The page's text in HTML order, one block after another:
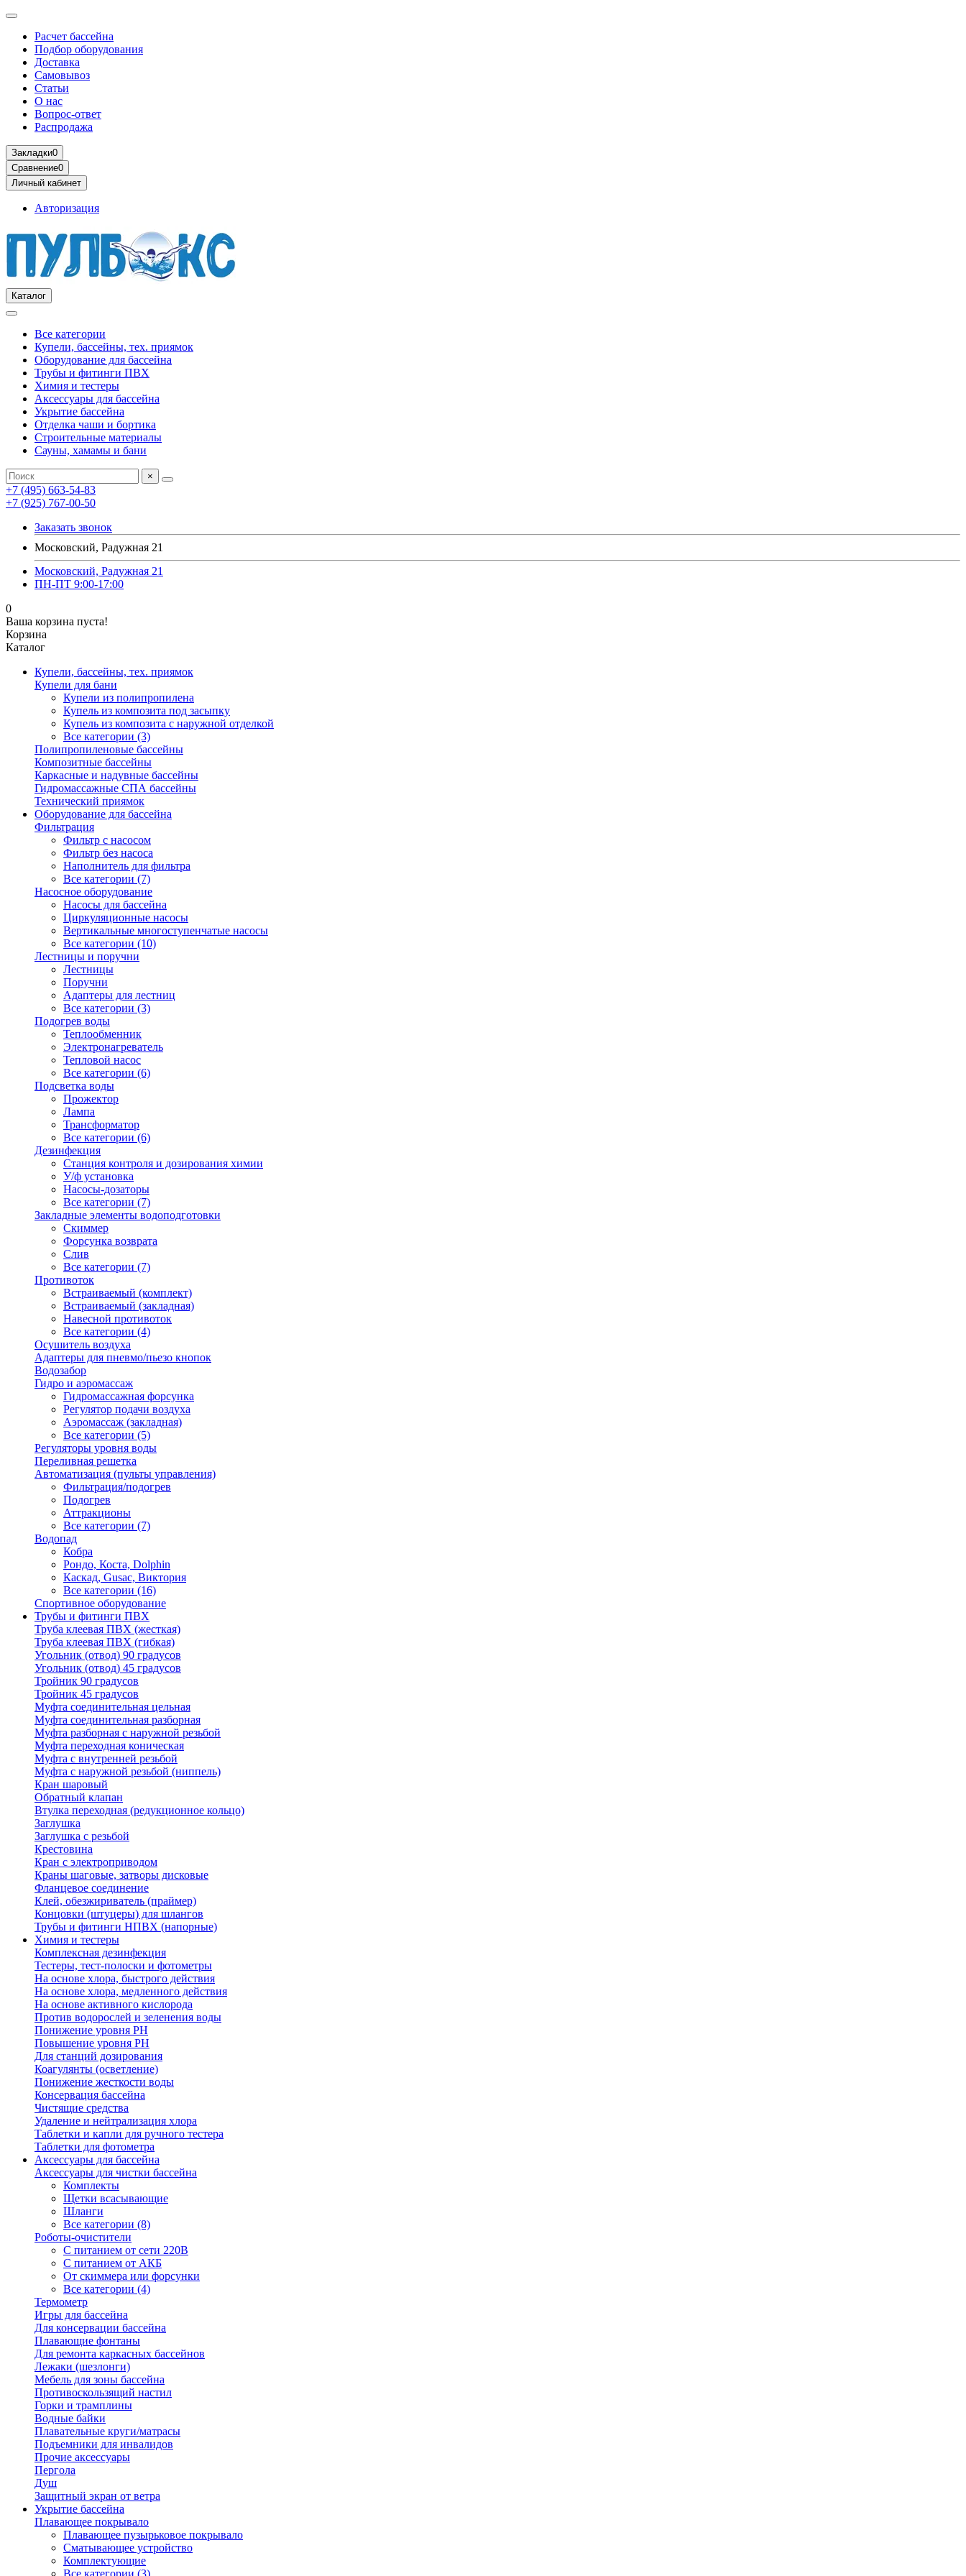
Расчет бассейна
Подбор оборудования
Доставка
Самовывоз
Статьи
О нас
Вопрос-ответ
Распродажа
Закладки0
Сравнение0
Личный кабинет
Авторизация
Каталог
Все категории
Купели, бассейны, тех. приямок
Оборудование для бассейна
Трубы и фитинги ПВХ
Химия и тестеры
Аксессуары для бассейна
Укрытие бассейна
Отделка чаши и бортика
Строительные материалы
Сауны, хамамы и бани
×
+7 (495) 663-54-83
+7 (925) 767-00-50
Заказать звонок
Московский, Радужная 21
Московский, Радужная 21
ПН-ПТ 9:00-17:00
0
Ваша корзина пуста!
Корзина
Каталог
Купели, бассейны, тех. приямок
Купели для бани
Купели из полипропилена
Купель из композита под засыпку
Купель из композита с наружной отделкой
Все категории (3)
Полипропиленовые бассейны
Композитные бассейны
Каркасные и надувные бассейны
Гидромассажные СПА бассейны
Технический приямок
Оборудование для бассейна
Фильтрация
Фильтр с насосом
Фильтр без насоса
Наполнитель для фильтра
Все категории (7)
Насосное оборудование
Насосы для бассейна
Циркуляционные насосы
Вертикальные многоступенчатые насосы
Все категории (10)
Лестницы и поручни
Лестницы
Поручни
Адаптеры для лестниц
Все категории (3)
Подогрев воды
Теплообменник
Электронагреватель
Тепловой насос
Все категории (6)
Подсветка воды
Прожектор
Лампа
Трансформатор
Все категории (6)
Дезинфекция
Станция контроля и дозирования химии
У/ф установка
Насосы-дозаторы
Все категории (7)
Закладные элементы водоподготовки
Скиммер
Форсунка возврата
Слив
Все категории (7)
Противоток
Встраиваемый (комплект)
Встраиваемый (закладная)
Навесной противоток
Все категории (4)
Осушитель воздуха
Адаптеры для пневмо/пьезо кнопок
Водозабор
Гидро и аэромассаж
Гидромассажная форсунка
Регулятор подачи воздуха
Аэромассаж (закладная)
Все категории (5)
Регуляторы уровня воды
Переливная решетка
Автоматизация (пульты управления)
Фильтрация/подогрев
Подогрев
Аттракционы
Все категории (7)
Водопад
Кобра
Рондо, Коста, Dolphin
Каскад, Gusac, Виктория
Все категории (16)
Спортивное оборудование
Трубы и фитинги ПВХ
Труба клеевая ПВХ (жесткая)
Труба клеевая ПВХ (гибкая)
Угольник (отвод) 90 градусов
Угольник (отвод) 45 градусов
Тройник 90 градусов
Тройник 45 градусов
Муфта соединительная цельная
Муфта соединительная разборная
Муфта разборная с наружной резьбой
Муфта переходная коническая
Муфта с внутренней резьбой
Муфта с наружной резьбой (ниппель)
Кран шаровый
Обратный клапан
Втулка переходная (редукционное кольцо)
Заглушка
Заглушка с резьбой
Крестовина
Кран с электроприводом
Краны шаговые, затворы дисковые
Фланцевое соединение
Клей, обезжириватель (праймер)
Концовки (штуцеры) для шлангов
Трубы и фитинги НПВХ (напорные)
Химия и тестеры
Комплексная дезинфекция
Тестеры, тест-полоски и фотометры
На основе хлора, быстрого действия
На основе хлора, медленного действия
На основе активного кислорода
Против водорослей и зеленения воды
Понижение уровня РН
Повышение уровня РН
Для станций дозирования
Коагулянты (осветление)
Понижение жесткости воды
Консервация бассейна
Чистящие средства
Удаление и нейтрализация хлора
Таблетки и капли для ручного тестера
Таблетки для фотометра
Аксессуары для бассейна
Аксессуары для чистки бассейна
Комплекты
Щетки всасывающие
Шланги
Все категории (8)
Роботы-очистители
С питанием от сети 220В
С питанием от АКБ
От скиммера или форсунки
Все категории (4)
Термометр
Игры для бассейна
Для консервации бассейна
Плавающие фонтаны
Для ремонта каркасных бассейнов
Лежаки (шезлонги)
Мебель для зоны бассейна
Противоскользящий настил
Горки и трамплины
Водные байки
Плавательные круги/матрасы
Подъемники для инвалидов
Прочие аксессуары
Пергола
Душ
Защитный экран от ветра
Укрытие бассейна
Плавающее покрывало
Плавающее пузырьковое покрывало
Сматывающее устройство
Комплектующие
Все категории (3)